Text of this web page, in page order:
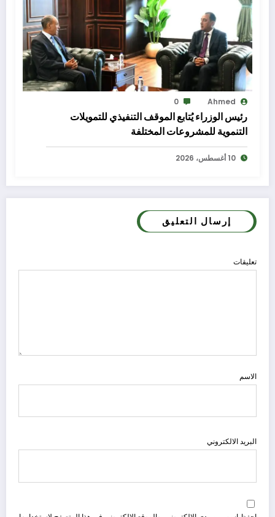
Ahmed
0
رئيس الوزراء يُتابع الموقف التنفيذي للتمويلات
التنموية للمشروعات المختلفة
10 أغسطس، 2026
إرسال التعليق
تعليقات
الاسم
البريد الالكتروني